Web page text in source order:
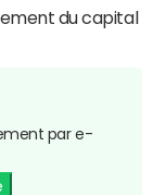
du capital
par e-